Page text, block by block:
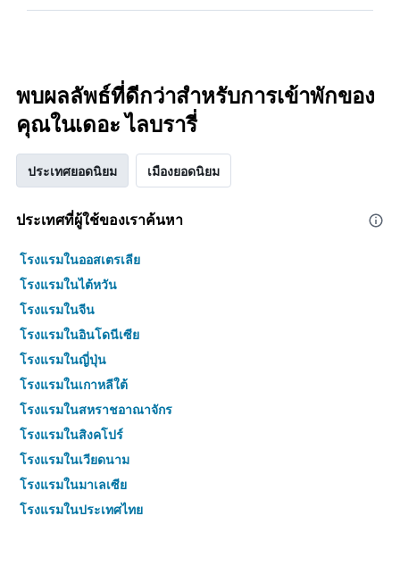
พบผลลัพธ์ที่ดีกว่าสำหรับการเข้าพักของ
คุณในเดอะ ไลบรารี่
ประเทศยอดนิยม เมืองยอดนิยม
ประเทศที่ผู้ใช้ของเราค้นหา
โรงแรมในออสเตรเลีย
โรงแรมในไต้หวัน
โรงแรมในจีน
โรงแรมในอินโดนีเซีย
โรงแรมในญี่ปุ่น
โรงแรมในเกาหลีใต้
โรงแรมในสหราชอาณาจักร
โรงแรมในสิงคโปร์
โรงแรมในเวียดนาม
โรงแรมในมาเลเซีย
โรงแรมในประเทศไทย